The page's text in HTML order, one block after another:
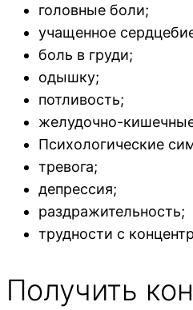
головные боли;
учащенное
боль в груди;
одышку;
потливость;
желудочно-
Психологические
тревога;
депрессия;
раздражительность;
трудности с
Получить